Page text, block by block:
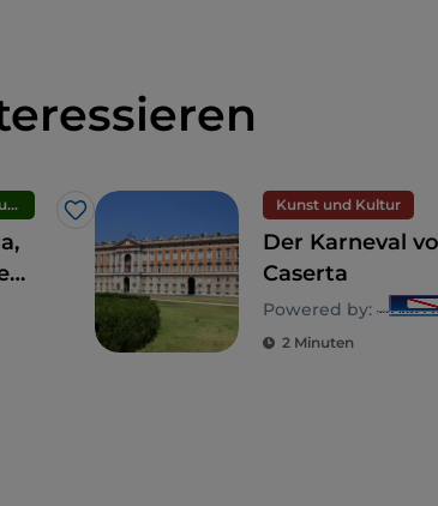
Touren, Aktivitäten und Erlebnisse
Like
Kunst und Kultur
Der Karneval
Caserta
Powered by:
2 Minuten